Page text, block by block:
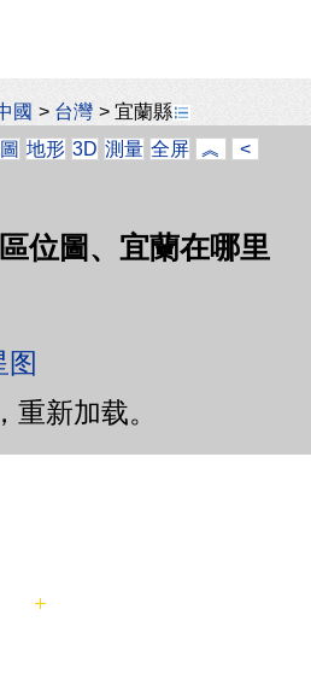
國 > 台灣 >宜蘭縣
地形 3D 測量 全屏 ︽ <
位圖、宜蘭在哪里
图
，重新加载。